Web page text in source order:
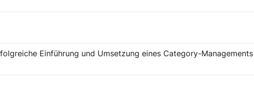
Einführung und Umsetzung eines Category-Managements